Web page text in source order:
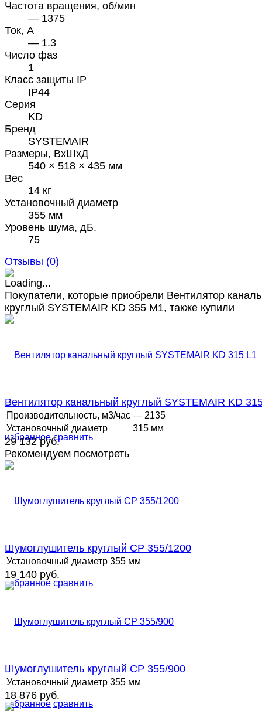
Частота вращения, об/мин
— 1375
Ток, А
— 1.3
Число фаз
1
Класс защиты IP
IP44
Серия
KD
Бренд
SYSTEMAIR
Размеры, ВхШхД
540 × 518 × 435 мм
Вес
14 кг
Установочный диаметр
355 мм
Уровень шума, дБ.
75
Отзывы (0)
Покупатели, которые приобрели Вентилятор
круглый SYSTEMAIR KD 355 M1, также купили
избранное сравнить
Вентилятор канальный круглый SYSTEMAIR KD
Производительность, м3/час — 2135
Установочный диаметр
315 мм
29 132 руб.
Рекомендуем посмотреть
избранное сравнить
Шумоглушитель круглый СР 355/1200
Установочный диаметр 355 мм
19 140 руб.
избранное сравнить
Шумоглушитель круглый СР 355/900
Установочный диаметр 355 мм
18 876 руб.